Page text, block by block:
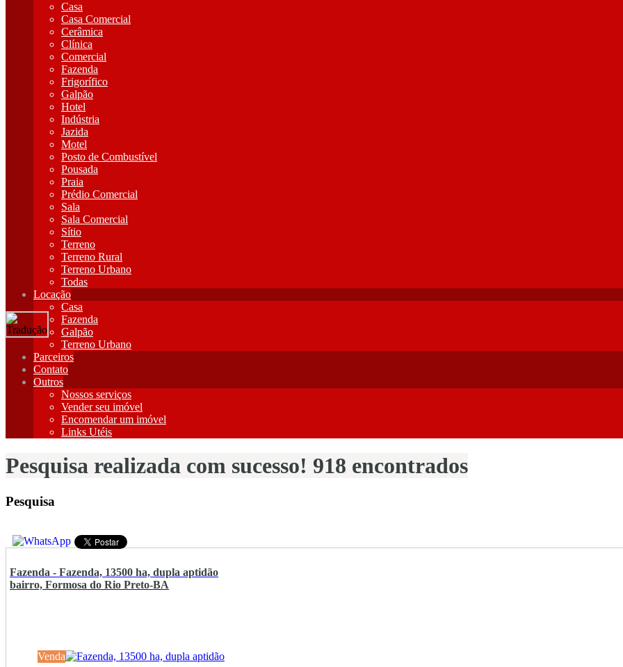
Casa
Casa Comercial
Cerâmica
Clínica
Comercial
Fazenda
Frigorífico
Galpão
Hotel
Indústria
Jazida
Motel
Posto de Combustível
Pousada
Praia
Prédio Comercial
Sala
Sala Comercial
Sítio
Terreno
Terreno Rural
Terreno Urbano
Todas
Locação
Casa
Fazenda
Galpão
Terreno Urbano
Parceiros
Contato
Outros
Nossos serviços
Vender seu imóvel
Encomendar um imóvel
Links Utéis
Pesquisa realizada com sucesso! 918 encontrados
Pesquisa
Fazenda - Fazenda, 13500 ha, dupla aptidão
bairro, Formosa do Rio Preto-BA
Venda